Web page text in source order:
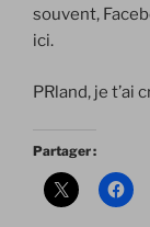
souvent,
ici.
PRland, je t’ai
Partager :